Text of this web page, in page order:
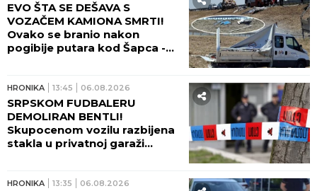
EVO ŠTA SE DEŠAVA S
VOZAČEM KAMIONA SMRTI!
Ovako se branio nakon
pogibije putara kod Šapca -
HRONIKA 13:45 06.08.2026
SRPSKOM FUDBALERU
DEMOLIRAN BENTLI!
Skupocenom vozilu razbijena
stakla u privatnoj garaži
HRONIKA 13:35 06.08.2026